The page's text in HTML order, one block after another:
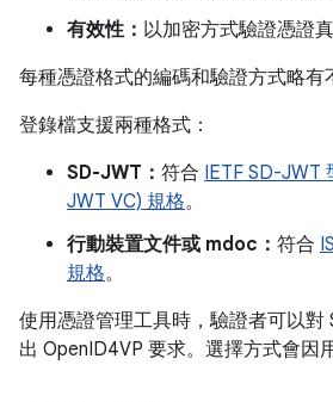
有效性： 以加密方式驗證憑證
每種憑證格式的編碼和驗證方式略有
登錄檔支援兩種格式：
SD-JWT： 符合 IETF SD-JWT
JWT VC) 規格。
行動裝置文件或 mdoc： 符合
規格。
使用憑證管理工具時，驗證者可以對
出 OpenID4VP 要求。選擇方式會因